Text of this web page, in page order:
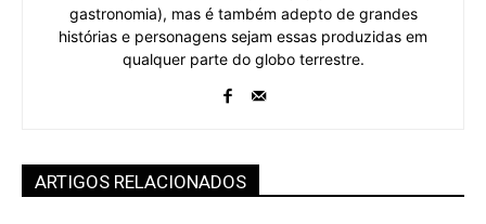
gastronomia), mas é também adepto de grandes
histórias e personagens sejam essas produzidas em
qualquer parte do globo terrestre.
ARTIGOS RELACIONADOS